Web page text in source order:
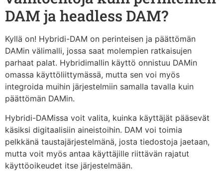
DAM ja headless DAM?
Kyllä on! Hybridi-DAM on perinteisen ja päättömän
DAMin välimalli, jossa saat molempien ratkaisujen
parhaat palat. Hybridimallin käyttö onnistuu DAMin
omassa käyttöliittymässä, mutta sen voi myös
integroida muihin järjestelmiin samalla tavalla kuin
päättömän DAMin.
Hybridi-DAMissa voit valita, kuinka käyttäjät pääsevät
käsiksi digitaalisiin aineistoihin. DAM voi toimia
pelkkänä taustajärjestelmänä, josta tiedostoja jaetaan,
mutta voit myös antaa käyttäjille riittävän rajatut
käyttöoikeudet itse järjestelmään.